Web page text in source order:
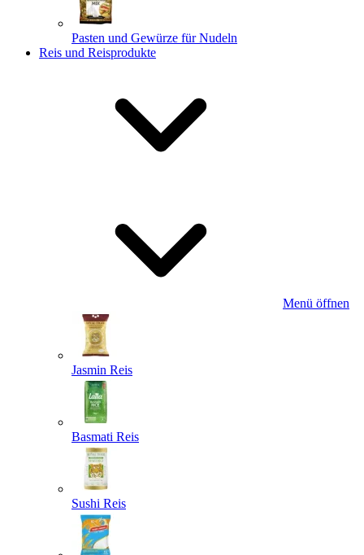
Pasten und Gewürze für Nudeln
Reis und Reisprodukte
Menü öffnen
Jasmin Reis
Basmati Reis
Sushi Reis